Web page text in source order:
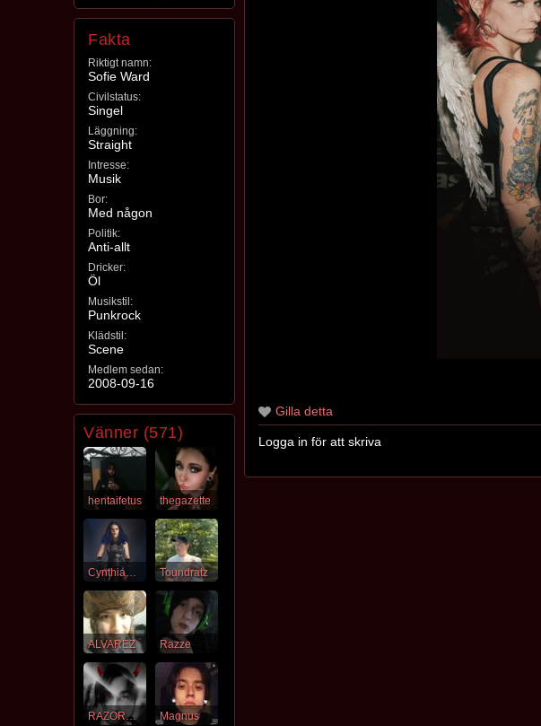
Fakta
Riktigt namn:
Sofie Ward
Civilstatus:
Singel
Läggning:
Straight
Intresse:
Musik
Bor:
Med någon
Politik:
Anti-allt
Dricker:
Öl
Musikstil:
Punkrock
Klädstil:
Scene
Medlem sedan:
2008-09-16
Vänner (571)
hentaifetus thegazette
CynthiaLunaFrost Toundratz
ALVAREZ Razze
RAZORSEDGE17 Magnus
Gilla detta
Logga in för att skriva